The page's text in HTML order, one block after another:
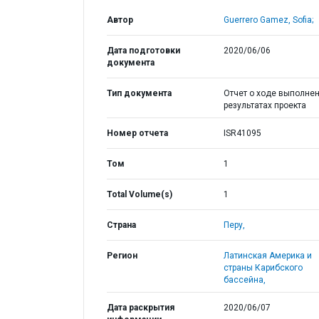
Автор Guerrero Gamez, Sofia;
Дата подготовки
документа
2020/06/06
Тип документа
Отчет о ходе
результатах проекта
Номер отчета ISR41095
Том 1
Total Volume(s) 1
Страна Перу,
Регион
Латинская Америка и
страны Карибского
бассейна,
Дата раскрытия
2020/06/07